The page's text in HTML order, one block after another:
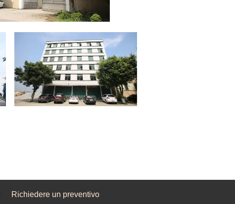
Richiedere un preventivo